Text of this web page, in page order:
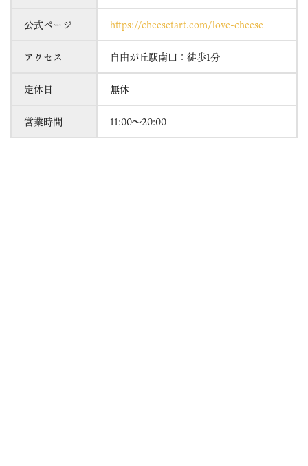
公式ページ https://cheesetart.com/love-cheese
アクセス 自由が丘駅南口：徒歩1分
定休日 無休
営業時間 11:00～20:00